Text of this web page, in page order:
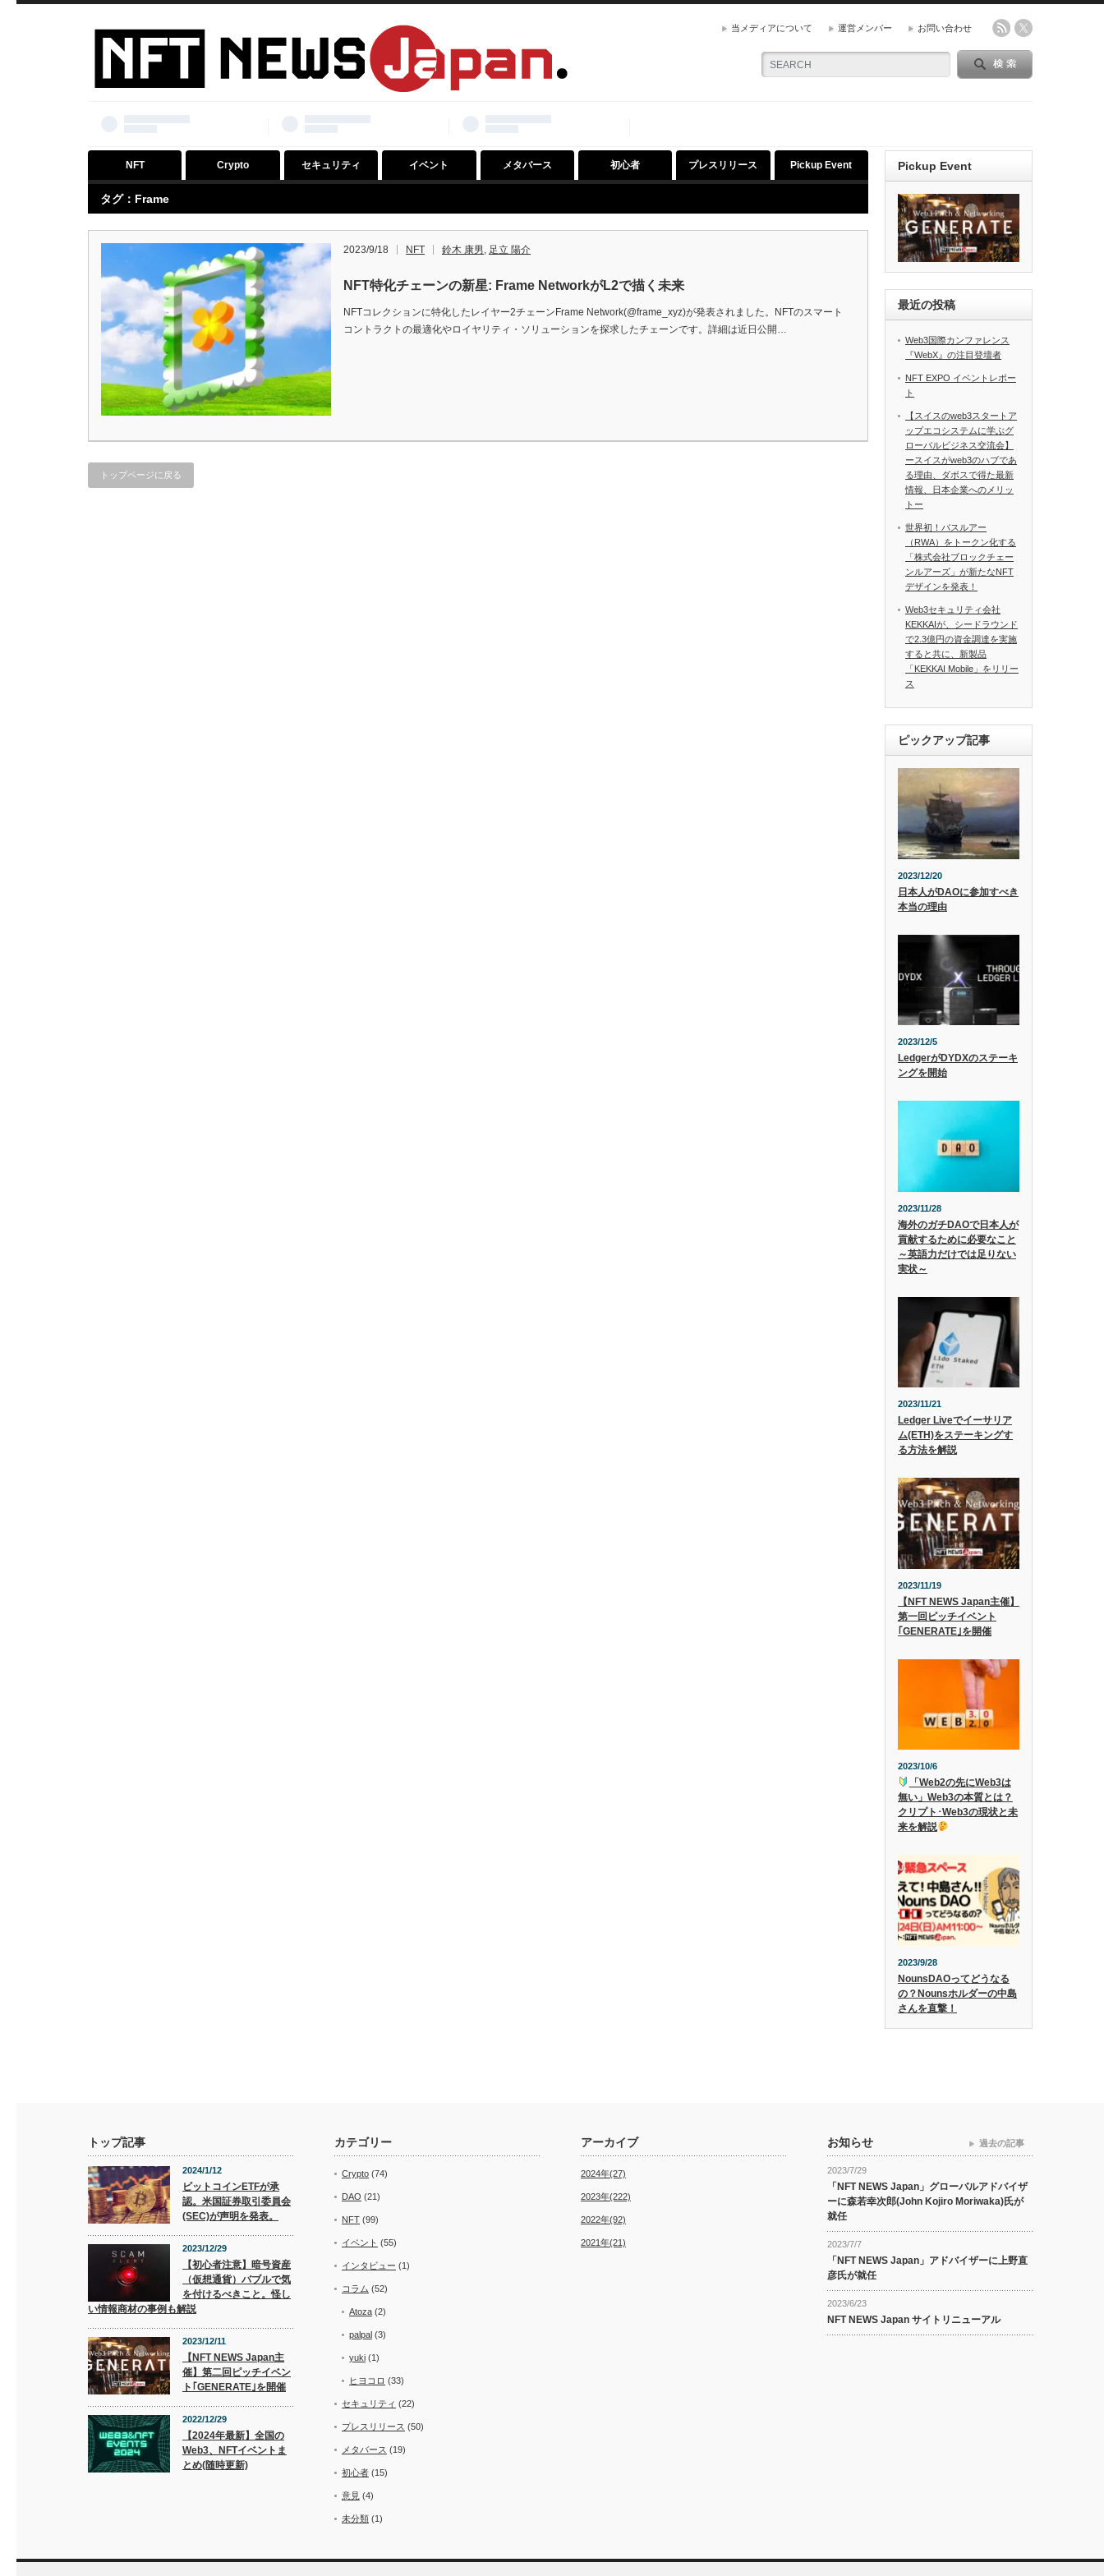
当メディアについて 運営メンバー お問い合わせ
NFT Crypto セキュリティ イベント メタバース 初心者 プレスリリース Pickup Event
タグ：Frame
2023/9/18 NFT 鈴木 康男, 足立 陽介
NFT特化チェーンの新星: Frame NetworkがL2で描く未来
NFTコレクションに特化したレイヤー2チェーンFrame Network(@frame_xyz)が発表されました。NFTのスマート
コントラクトの最適化やロイヤリティ・ソリューションを探求したチェーンです。詳細は近日公開…
トップページに戻る
Pickup Event
最近の投稿
Web3国際カンファレンス
『WebX』の注目登壇者
NFT EXPO イベントレポー
ト
【スイスのweb3スタートア
ップエコシステムに学ぶグ
ローバルビジネス交流会】
ースイスがweb3のハブであ
る理由、ダボスで得た最新
情報、日本企業へのメリッ
トー
世界初！バスルアー
（RWA）をトークン化する
「株式会社ブロックチェー
ンルアーズ」が新たなNFT
デザインを発表！
Web3セキュリティ会社
KEKKAIが、シードラウンド
で2.3億円の資金調達を実施
すると共に、新製品
「KEKKAI Mobile」をリリー
ス
ピックアップ記事
2023/12/20
日本人がDAOに参加すべき
本当の理由
2023/12/5
LedgerがDYDXのステーキ
ングを開始
2023/11/28
海外のガチDAOで日本人が
貢献するために必要なこと
～英語力だけでは足りない
実状～
2023/11/21
Ledger Liveでイーサリア
ム(ETH)をステーキングす
る方法を解説
2023/11/19
【NFT NEWS Japan主催】
第一回ピッチイベント
｢GENERATE｣を開催
2023/10/6
「Web2の先にWeb3は
無い」Web3の本質とは？
クリプト･Web3の現状と未
来を解説
2023/9/28
NounsDAOってどうなる
の？Nounsホルダーの中島
さんを直撃！
トップ記事
2024/1/12
ビットコインETFが承
認。米国証券取引委員会
(SEC)が声明を発表。
2023/12/29
【初心者注意】暗号資産
（仮想通貨）バブルで気
を付けるべきこと。怪し
い情報商材の事例も解説
2023/12/11
【NFT NEWS Japan主
催】第二回ピッチイベン
ト｢GENERATE｣を開催
2022/12/29
【2024年最新】全国の
Web3、NFTイベントま
とめ(随時更新)
カテゴリー
Crypto (74)
DAO (21)
NFT (99)
イベント (55)
インタビュー (1)
コラム (52)
Atoza (2)
palpal (3)
yuki (1)
ヒヨコロ (33)
セキュリティ (22)
プレスリリース (50)
メタバース (19)
初心者 (15)
意見 (4)
未分類 (1)
アーカイブ
2024年(27)
2023年(222)
2022年(92)
2021年(21)
お知らせ
2023/7/29
「NFT NEWS Japan」グローバルアドバイザ
ーに森若幸次郎(John Kojiro Moriwaka)氏が
就任
2023/7/7
「NFT NEWS Japan」アドバイザーに上野直
彦氏が就任
2023/6/23
NFT NEWS Japan サイトリニューアル
過去の記事